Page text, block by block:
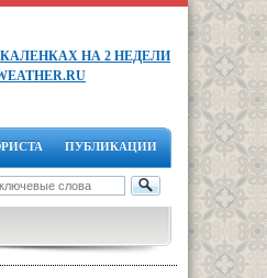
НА 2 НЕДЕЛИ
ПУБЛИКАЦИИ